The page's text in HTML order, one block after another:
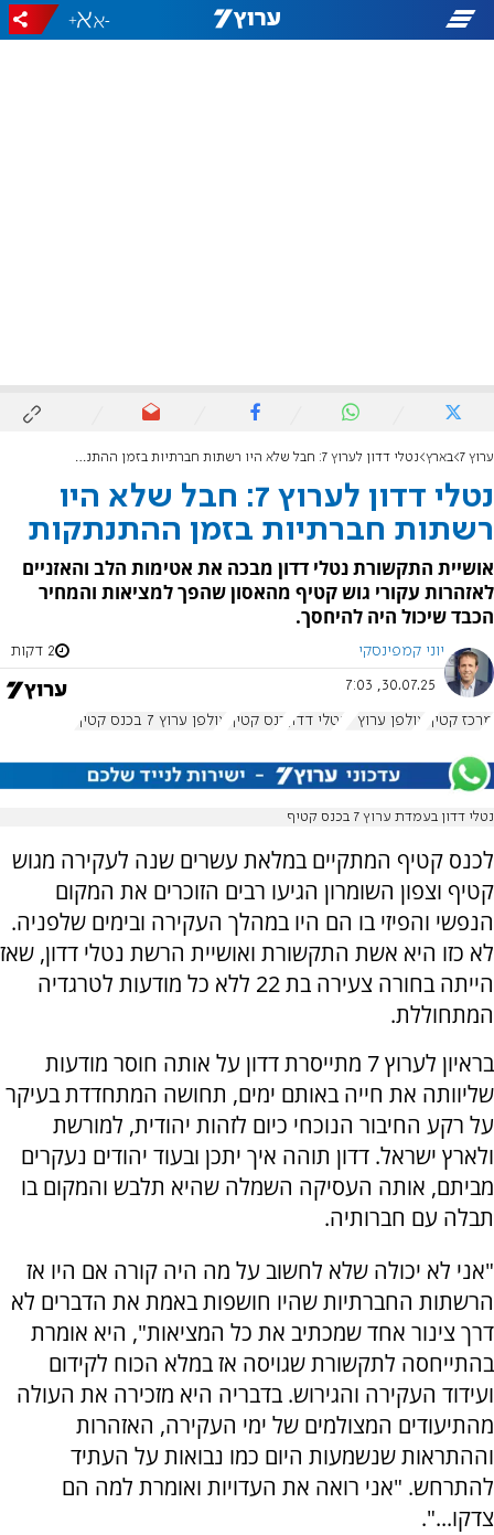
-
+
ערוץ 7 בארץ נטלי דדון לערוץ 7: חבל שלא היו רשתות חברתיות בזמן ההתנתקות
נטלי דדון לערוץ 7: חבל שלא היו
רשתות חברתיות בזמן ההתנתקות
אושיית התקשורת נטלי דדון מבכה את אטימות הלב והאזניים
לאזהרות עקורי גוש קטיף מהאסון שהפך למציאות והמחיר
הכבד שיכול היה להיחסך.
יוני קמפינסקי 2 דקות
30.07.25, 7:03
מרכז קטיף אולפן ערוץ 7 נטלי דדון כנס קטיף אולפן ערוץ 7 בכנס קטיף
נטלי דדון בעמדת ערוץ 7 בכנס קטיף
לכנס קטיף המתקיים במלאת עשרים שנה לעקירה מגוש
קטיף וצפון השומרון הגיעו רבים הזוכרים את המקום
הנפשי והפיזי בו הם היו במהלך העקירה ובימים שלפניה.
לא כזו היא אשת התקשורת ואושיית הרשת נטלי דדון, שאז
הייתה בחורה צעירה בת 22 ללא כל מודעות לטרגדיה
המתחוללת.
בראיון לערוץ 7 מתייסרת דדון על אותה חוסר מודעות
שליוותה את חייה באותם ימים, תחושה המתחדדת בעיקר
על רקע החיבור הנוכחי כיום לזהות יהודית, למורשת
ולארץ ישראל. דדון תוהה איך יתכן ובעוד יהודים נעקרים
מביתם, אותה העסיקה השמלה שהיא תלבש והמקום בו
תבלה עם חברותיה.
"אני לא יכולה שלא לחשוב על מה היה קורה אם היו אז
הרשתות החברתיות שהיו חושפות באמת את הדברים לא
דרך צינור אחד שמכתיב את כל המציאות", היא אומרת
בהתייחסה לתקשורת שגויסה אז במלא הכוח לקידום
ועידוד העקירה והגירוש. בדבריה היא מזכירה את העולה
מהתיעודים המצולמים של ימי העקירה, האזהרות
וההתראות שנשמעות היום כמו נבואות על העתיד
להתרחש. "אני רואה את העדויות ואומרת למה הם
צדקו...".